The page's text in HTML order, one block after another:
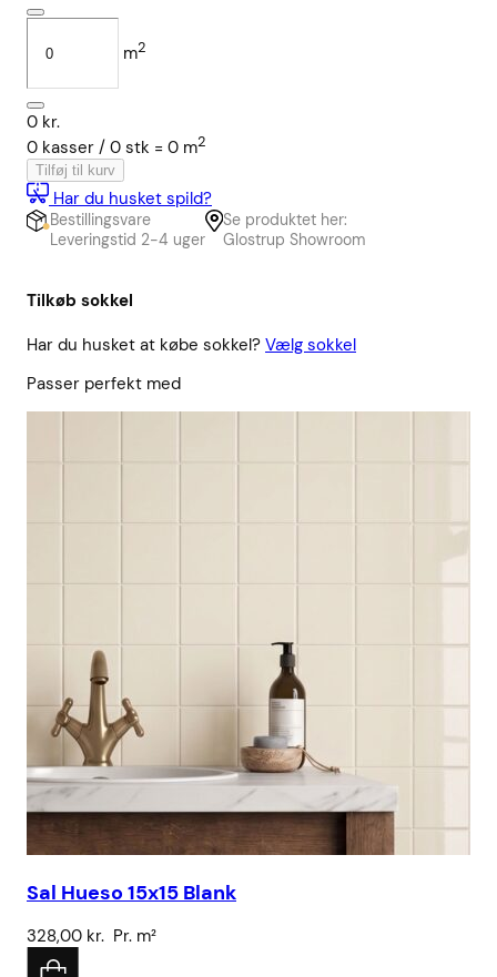
m2
0 kr.
0 kasser / 0 stk = 0 m2
Tilføj til kurv
Har du husket spild?
Bestillingsvare
Leveringstid 2-4 uger
Se produktet her:
Glostrup Showroom
Tilkøb sokkel
Har du husket at købe sokkel? Vælg sokkel
Passer perfekt med
Sal Hueso 15x15 Blank
328,00 kr. Pr. m²